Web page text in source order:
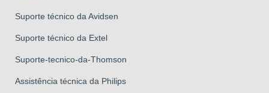
Suporte técnico da Avidsen
Suporte técnico da Extel
Suporte-tecnico-da-Thomson
Assistência técnica da Philips